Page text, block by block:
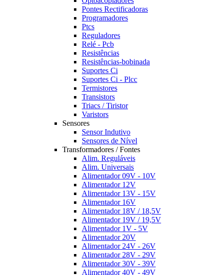
Pontes Rectificadoras
Programadores
Ptcs
Reguladores
Relé - Pcb
Resistências
Resistências-bobinada
Suportes Ci
Suportes Ci - Plcc
Termistores
Transistors
Triacs / Tiristor
Varistors
Sensores
Sensor Indutivo
Sensores de Nível
Transformadores / Fontes
Alim. Reguláveis
Alim. Universais
Alimentador 09V - 10V
Alimentador 12V
Alimentador 13V - 15V
Alimentador 16V
Alimentador 18V / 18,5V
Alimentador 19V / 19,5V
Alimentador 1V - 5V
Alimentador 20V
Alimentador 24V - 26V
Alimentador 28V - 29V
Alimentador 30V - 39V
Alimentador 40V - 49V